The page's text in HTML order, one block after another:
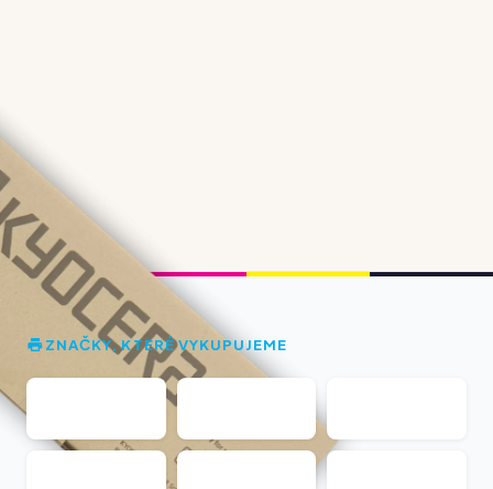
ZNAČKY, KTERÉ VYKUPUJEME